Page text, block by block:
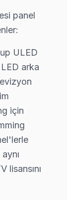
garanti
en çok merak
₺8.000
panel
ULED
arka
için
lisansını